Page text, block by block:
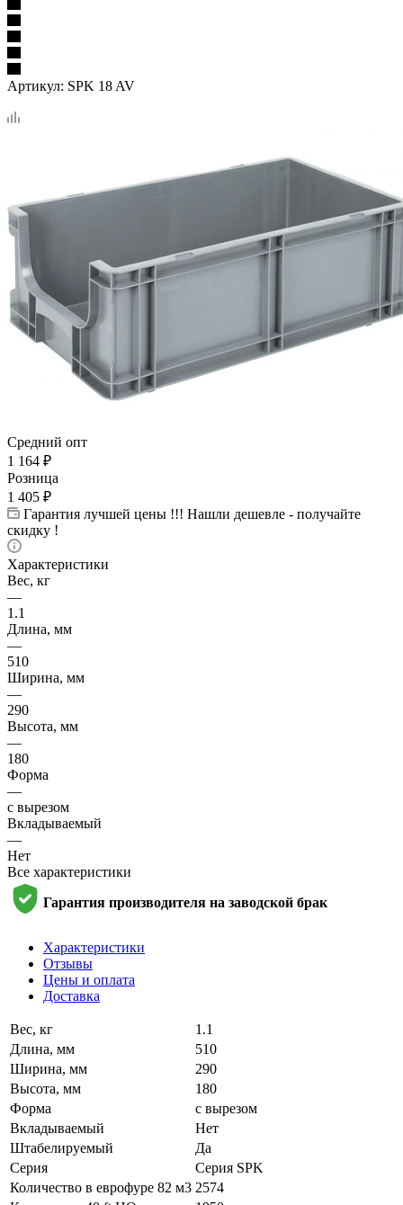
Артикул: SPK 18 AV
Средний опт
1 164 ₽
Розница
1 405 ₽
Гарантия лучшей цены !!! Нашли дешевле - получайте
скидку !
Характеристики
Вес, кг
—
1.1
Длина, мм
—
510
Ширина, мм
—
290
Высота, мм
—
180
Форма
—
с вырезом
Вкладываемый
—
Нет
Все характеристики
Гарантия производителя на заводской брак
Характеристики
Отзывы
Цены и оплата
Доставка
Вес, кг
1.1
Длина, мм
510
Ширина, мм
290
Высота, мм
180
Форма
с вырезом
Вкладываемый
Нет
Штабелируемый
Да
Серия
Серия SPK
Количество в еврофуре 82 м3 2574